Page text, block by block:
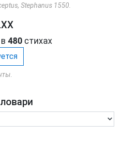
Stephanus 1550.
480 стихах